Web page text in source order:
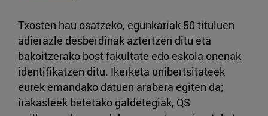
Txosten hau osatzeko, egunkariak 50 tituluen
adierazle desberdinak aztertzen ditu eta
bakoitzerako bost fakultate edo eskola onenak
identifikatzen ditu. Ikerketa unibertsitateek
eurek emandako datuen arabera egiten da;
irakasleek betetako galdetegiak, QS